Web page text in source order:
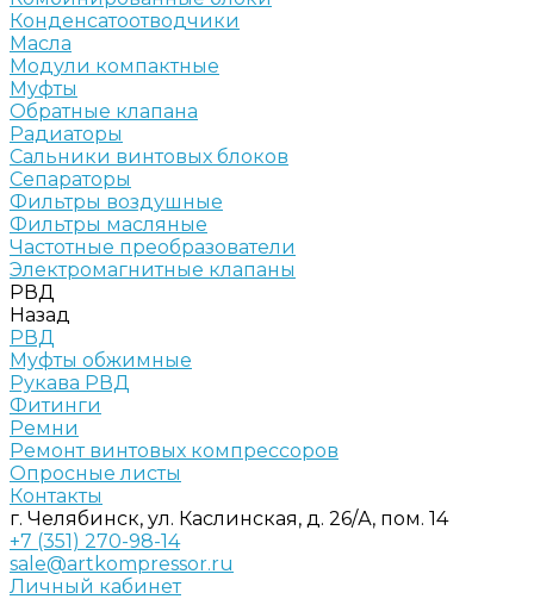
Конденсатоотводчики
Масла
Модули компактные
Муфты
Обратные клапана
Радиаторы
Сальники винтовых блоков
Сепараторы
Фильтры воздушные
Фильтры масляные
Частотные преобразователи
Электромагнитные клапаны
РВД
Назад
РВД
Муфты обжимные
Рукава РВД
Фитинги
Ремни
Ремонт винтовых компрессоров
Опросные листы
Контакты
г. Челябинск, ул. Каслинская, д. 26/А, пом. 14
+7 (351) 270-98-14
sale@artkompressor.ru
Личный кабинет